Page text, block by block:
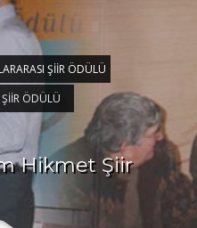
ŞIIR ÖDÜLÜ
ÖDÜLÜ
Hikmet Şiir